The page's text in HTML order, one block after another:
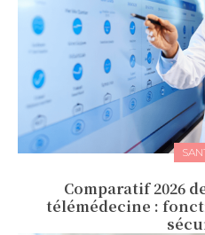
Comparatif 2026
télémédecine :